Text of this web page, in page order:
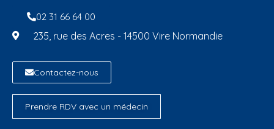
02 31 66 64 00
235, rue des Acres - 14500 Vire Normandie
Contactez-nous
Prendre RDV avec un médecin